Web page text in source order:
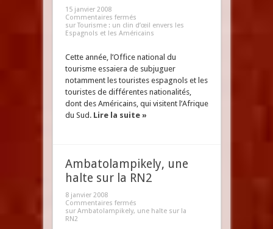
15 janvier 2008
Commentaires fermés
sur Tourisme : un clin d’œil envers les
Espagnols et les Américains
Cette année, l’Office national du
tourisme essaiera de subjuguer
notamment les touristes espagnols et les
touristes de différentes nationalités,
dont des Américains, qui visitent l’Afrique
du Sud. Lire la suite »
Ambatolampikely, une
halte sur la RN2
8 janvier 2008
Commentaires fermés
sur Ambatolampikely, une halte sur la
RN2